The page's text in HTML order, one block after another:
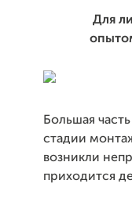
Для
Большая
стадии
возникли
приходится